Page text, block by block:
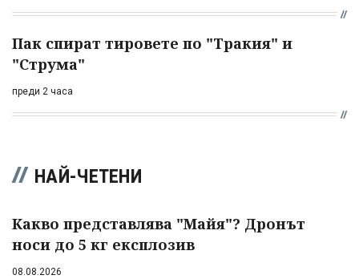
Пак спират тировете по "Тракия" и
"Струма"
преди 2 часа
НАЙ-ЧЕТЕНИ
Какво представлява "Майя"? Дронът
носи до 5 кг експлозив
08.08.2026